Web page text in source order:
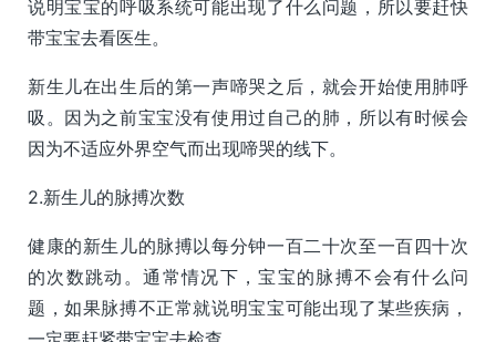
说明宝宝的呼吸系统可能出现了什么问题，所以要赶快
带宝宝去看医生。
新生儿在出生后的第一声啼哭之后，就会开始使用肺呼
吸。因为之前宝宝没有使用过自己的肺，所以有时候会
因为不适应外界空气而出现啼哭的线下。
2.新生儿的脉搏次数
健康的新生儿的脉搏以每分钟一百二十次至一百四十次
的次数跳动。通常情况下，宝宝的脉搏不会有什么问
题，如果脉搏不正常就说明宝宝可能出现了某些疾病，